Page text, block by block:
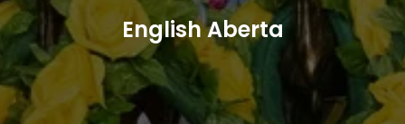
English Aberta